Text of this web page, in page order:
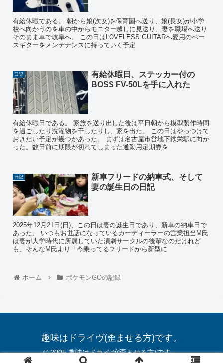
有給休暇である。 朝から娘(次女)を保育園へ送り、娘(長女)が小学
校へ向かうのを車の中からモニター越しに見送り、妻を職場へ送り
そのまま車で岐阜へ。 この日はLOVELESS GUITARへ愛用のベー
スギターをメンテナンスに持っていく予定
日記
有給休暇日、ステッカー付の
BOSS FV-50Lを手に入れた
有給休暇日である。 家族を送り出した後は平日朝から模型製作時間
を過ごしたり洗濯物を干したりし、家を出た。 この日はやっつけて
おきたい予定が幾つかあった。 まずは名古屋市営地下鉄栄駅に向か
った。数日前に期限が切れてしまった通勤用定期券を
日記
新車フリードの納車式、そして
妻の誕生日の日記
2025年12月21日(日)、この日は妻の誕生日であり、新車の納車日で
あった。 いつもお世話になっているカーディーラーの営業担当M氏
は妻が大学時代に所属していた演劇サークルの後輩なのだけれど
も、そんなM氏より「今乗ってるフリードから新型に
ホーム ポケモンGOの記録
趣味はドライヴ(歪ませる方)です。
© 2005 趣味はドライヴ(歪ませる方)です。.